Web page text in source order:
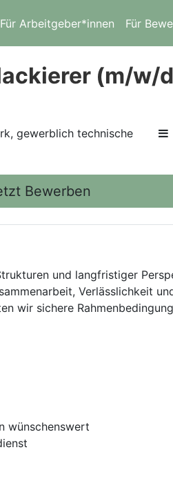
Für Arbeitgeber*innen Für
(m/w/
gewerblich technische
Bewerben
und langfristiger
Verlässlichkeit
wir sichere
wünschenswert